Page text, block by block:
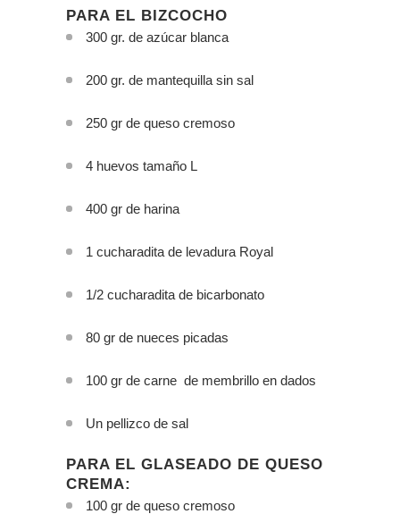
PARA EL BIZCOCHO
300 gr. de azúcar blanca
200 gr. de mantequilla sin sal
250 gr de queso cremoso
4 huevos tamaño L
400 gr de harina
1 cucharadita de levadura Royal
1/2 cucharadita de bicarbonato
80 gr de nueces picadas
100 gr de carne de membrillo en dados
Un pellizco de sal
PARA EL GLASEADO DE QUESO
CREMA:
100 gr de queso cremoso